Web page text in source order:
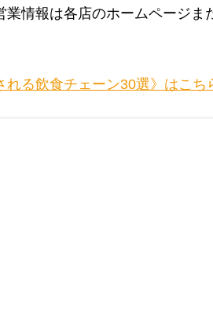
情報は各店のホームページま
れる飲食チェーン30選》はこち